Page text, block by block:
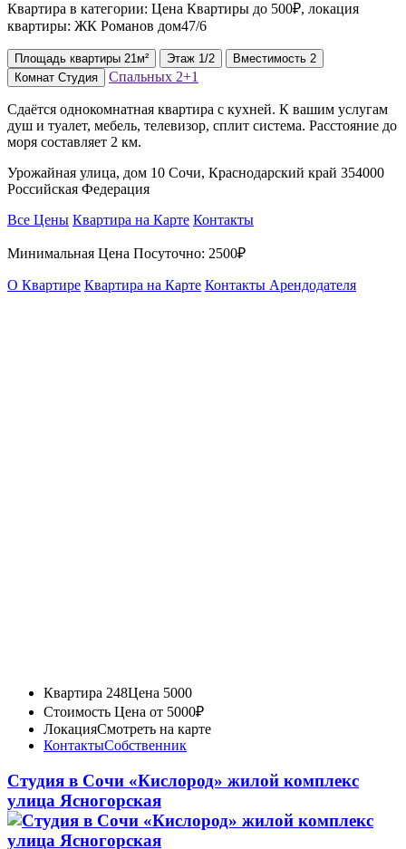
Квартира в категории: Цена Квартиры до 500₽, локация
квартиры: ЖК Романов дом47/6
Площадь квартиры 21м² Этаж 1/2 Вместимость 2
Комнат Студия Спальных 2+1
Сдаётся однокомнатная квартира с кухней. К вашим услугам
душ и туалет, мебель, телевизор, сплит система. Расстояние до
моря составляет 2 км.
Урожайная улица, дом 10 Сочи, Краснодарский край 354000
Российская Федерация
Все Цены Квартира на Карте Контакты
Минимальная Цена Посуточно: 2500₽
О Квартире Квартира на Карте Контакты Арендодателя
Квартира 248Цена 5000
Стоимость Цена от 5000₽
ЛокацияСмотреть на карте
КонтактыСобственник
Студия в Сочи «Кислород» жилой комплекс
улица Ясногорская